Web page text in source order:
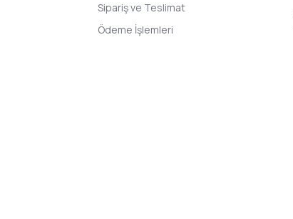
Sipariş ve Teslimat
Ödeme İşlemleri